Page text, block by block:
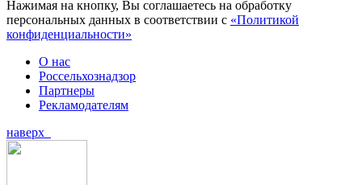
Нажимая на кнопку, Вы соглашаетесь на обработку
персональных данных в соответствии с «Политикой
конфиденциальности»
О нас
Россельхознадзор
Партнеры
Рекламодателям
наверх